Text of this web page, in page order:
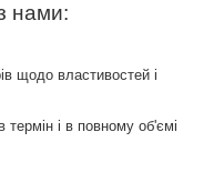
нами:
щодо властивостей і
термін і в повному об'ємі